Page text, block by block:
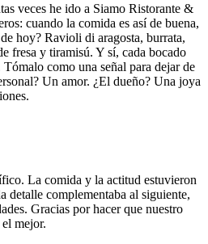
veces he ido a Siamo Ristorante &
cuando la comida es así de buena,
hoy? Ravioli di aragosta, burrata,
fresa y tiramisú. Y sí, cada bocado
como una señal para dejar de
Un amor. ¿El dueño? Una joya
La comida y la actitud estuvieron
detalle complementaba al siguiente,
Gracias por hacer que nuestro
mejor.